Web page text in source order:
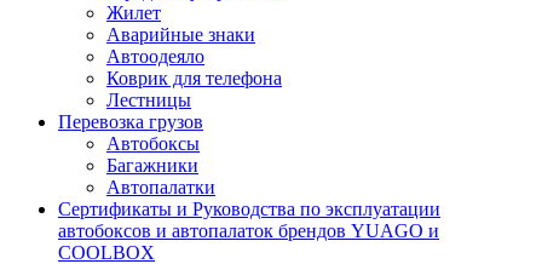
Жилет
Аварийные знаки
Автоодеяло
Коврик для телефона
Лестницы
Перевозка грузов
Автобоксы
Багажники
Автопалатки
Сертификаты и Руководства по эксплуатации
автобоксов и автопалаток брендов YUAGO и
COOLBOX